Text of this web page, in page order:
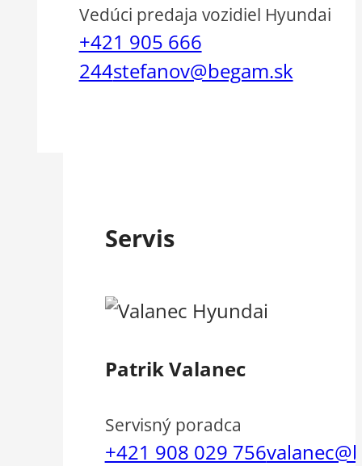
Vedúci predaja vozidiel Hyundai
+421 905 666
244stefanov@begam.sk
Servis
Patrik Valanec
Servisný poradca
+421 908 029 756